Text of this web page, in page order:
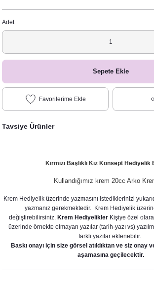
Adet
Sepete Ekle
Tavsiye Ürünler
Kırmızı Başlıklı Kız Konsept Hediyelik
Kullandığımız krem 20cc Arko
Krem Hediyelik üzerinde yazmasını istediklerinizi
yazmanız gerekmektedir. Krem Hediyelik
değiştirebilirsiniz. Krem Hediyelikler Kişiye özel
üzerinde örnekte olmayan yazılar (tarih-yazı vs)
farklı yazılar eklenebilir.
Baskı onayı için size görsel atıldıktan ve siz onay
aşamasına geçilecektir.